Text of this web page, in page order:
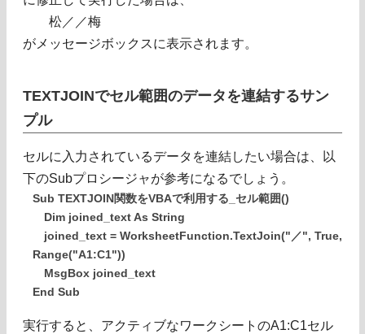
松／／梅
がメッセージボックスに表示されます。
TEXTJOINでセル範囲のデータを連結するサン
プル
セルに入力されているデータを連結したい場合は、以
下のSubプロシージャが参考になるでしょう。
Sub TEXTJOIN関数をVBAで利用する_セル範囲()
Dim joined_text As String
joined_text = WorksheetFunction.TextJoin("／", True,
Range("A1:C1"))
MsgBox joined_text
End Sub
実行すると、アクティブなワークシートのA1:C1セル